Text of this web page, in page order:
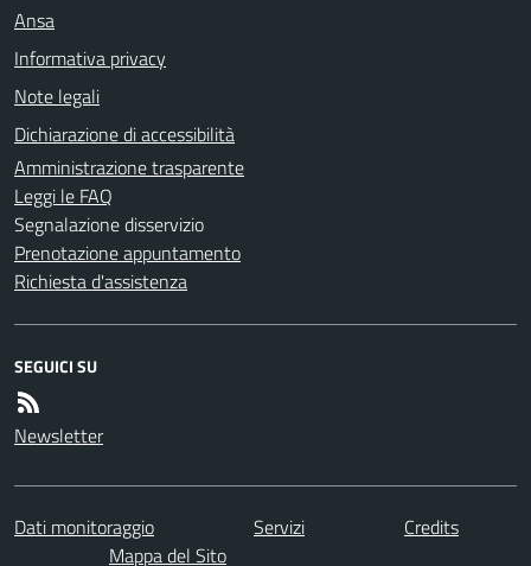
Ansa
Informativa privacy
Note legali
Dichiarazione di accessibilità
Amministrazione trasparente
Leggi le FAQ
Segnalazione disservizio
Prenotazione appuntamento
Richiesta d'assistenza
SEGUICI SU
Newsletter
Dati monitoraggio Servizi
Credits
Mappa del Sito